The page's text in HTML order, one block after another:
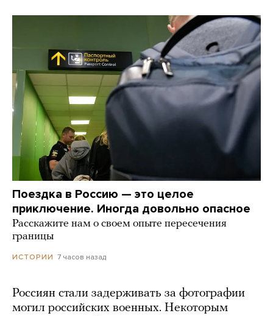
Поездка в Россию — это целое
приключение. Иногда довольно опасное
Расскажите нам о своем опыте пересечения
границы
ИСТОРИИ 7 часов назад
Россиян стали задерживать за фотографии
могил российских военных. Некоторым